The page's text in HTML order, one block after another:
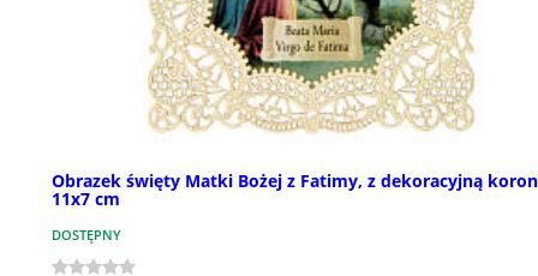
Obrazek święty Matki Bożej z Fatimy, z dekoracyjną
11x7 cm
DOSTĘPNY